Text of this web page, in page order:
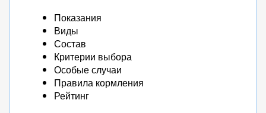
Показания
Виды
Состав
Критерии выбора
Особые случаи
Правила кормления
Рейтинг